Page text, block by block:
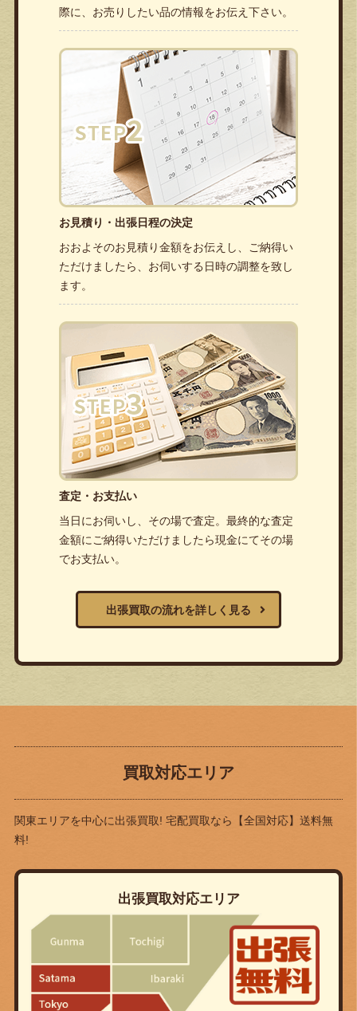
際に、お売りしたい品の情報をお伝え下さい。
お見積り・出張日程の決定
おおよそのお見積り金額をお伝えし、ご納得い
ただけましたら、お伺いする日時の調整を致し
ます。
査定・お支払い
当日にお伺いし、その場で査定。最終的な査定
金額にご納得いただけましたら現金にてその場
でお支払い。
出張買取の流れを詳しく見る
買取対応エリア
関東エリアを中心に出張買取! 宅配買取なら
【全国対応】送料無
料!
出張買取対応エリア